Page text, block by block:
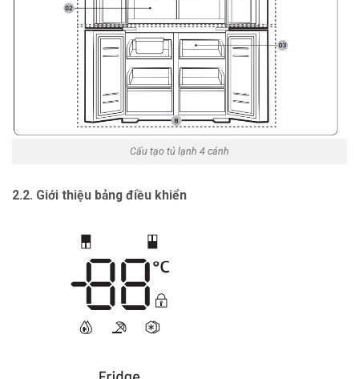
Cấu tạo tủ lạnh 4 cánh
2.2. Giới thiệu bảng điều khiển